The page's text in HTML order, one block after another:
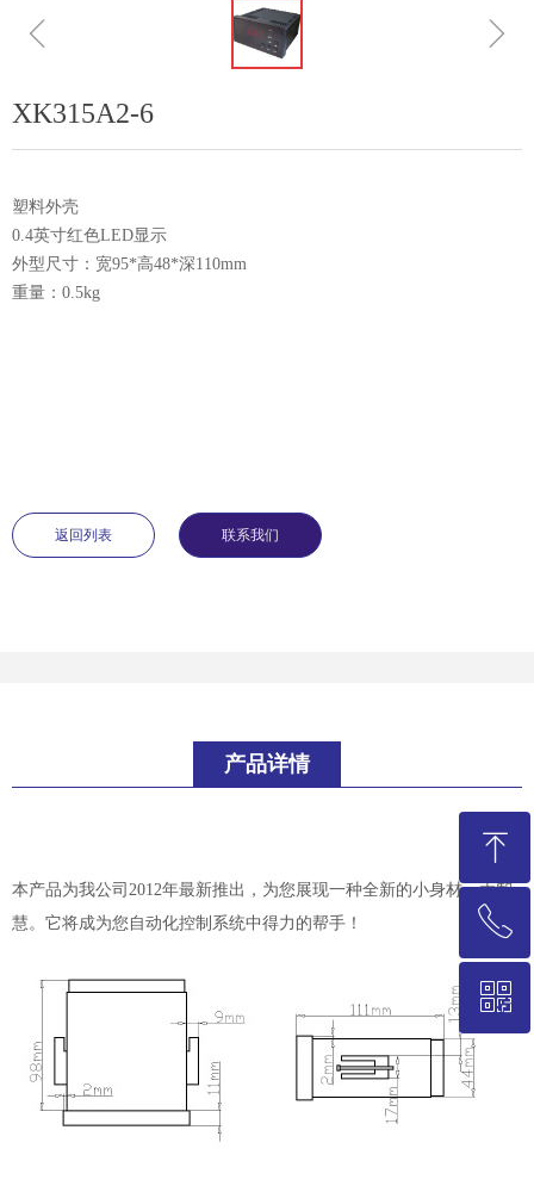
ꁆ ꁇ
XK315A2-6
塑料外壳
0.4英寸红色LED显示
外型尺寸：宽95*高48*深110mm
重量：0.5kg
返回列表 联系我们
产品详情
本产品为我公司2012年最新推出，为您展现一种全新的小身材、大智
慧。它将成为您自动化控制系统中得力的帮手！
ꁸ
回到顶部
ꂅ
021-58235786
ꀥ